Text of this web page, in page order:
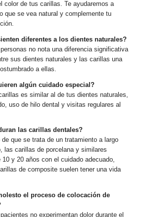
color de tus carillas. Te ayudaremos a
que se vea natural y complemente tu
diferentes a los dientes naturales?
personas no nota una diferencia significativa
sus dientes naturales y las carillas una
a ellas.
algún cuidado especial?
es similar al de tus dientes naturales,
uso de hilo dental y visitas regulares al
las carillas dentales?
que se trata de un tratamiento a largo
las carillas de porcelana y similares
10 y 20 años con el cuidado adecuado,
de composite suelen tener una vida
el proceso de colocación de
no experimentan dolor durante el